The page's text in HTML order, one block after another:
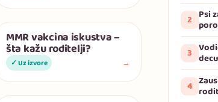
Deca
MMR vakcina iskustva –
šta kažu roditelji?
✓ Uz izvore →
2 Psi
3 decu
4